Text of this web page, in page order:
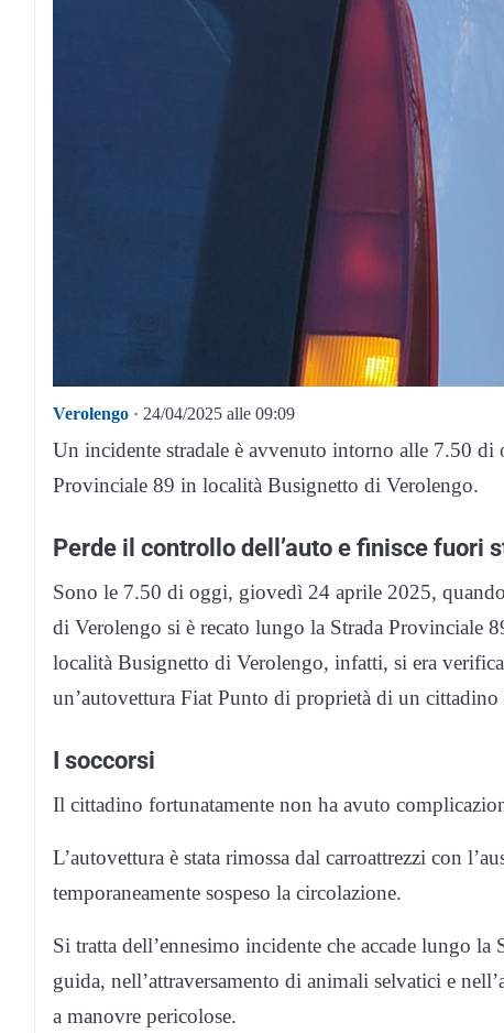
Verolengo · 24/04/2025 alle 09:09
Un incidente stradale è avvenuto intorno alle 7.50
Provinciale 89 in località Busignetto di Verolengo.
Perde il controllo dell’auto e finisce fuori
Sono le 7.50 di oggi, giovedì 24 aprile 2025,
di Verolengo si è recato lungo la Strada Provinciale
località Busignetto di Verolengo, infatti, si era
un’autovettura Fiat Punto di proprietà di un
I soccorsi
Il cittadino fortunatamente non ha avuto
L’autovettura è stata rimossa dal carroattrezzi con
temporaneamente sospeso la circolazione.
Si tratta dell’ennesimo incidente che accade lungo
guida, nell’attraversamento di animali selvatici e
a manovre pericolose.